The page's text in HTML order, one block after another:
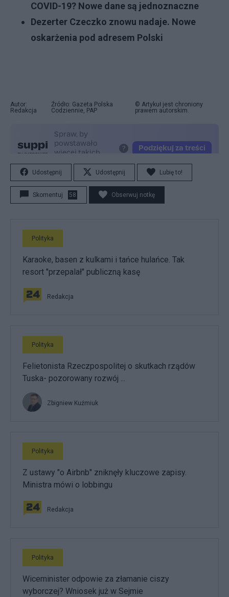
COVID-19? Nowe dane są jednoznaczne
Dezerter Czeczko znowu nadaje. Nowe
oskarżenia pod adresem Polski
Autor:
Redakcja
Źródło: Gazeta Polska
Codziennie, PAP
© Artykuł jest chroniony
prawem autorskim.
Udostępnij Udostępnij Lubię to!
Skomentuj 58 Obserwuj notkę
Polityka
Karaoke, basen z kulkami i tańce hulańce. Tak
resort "przepalał" publiczną kasę
Redakcja
Polityka
Felietonista Rzeczpospolitej o skutkach rządów
Tuska- pozorowany rozwój ...
Zbigniew Kuźmiuk
Polityka
Z ustawy "o Airbnb" zniknęły kluczowe zapisy.
Ministra mówi o lobbingu
Redakcja
Polityka
Wiceminister odpowie za złamanie ciszy
wyborczej? Wniosek już w Sejmie